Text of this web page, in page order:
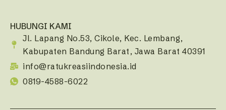
HUBUNGI KAMI
Jl. Lapang No.53, Cikole, Kec. Lembang,
Kabupaten Bandung Barat, Jawa Barat 40391
info@ratukreasiindonesia.id
0819-4588-6022